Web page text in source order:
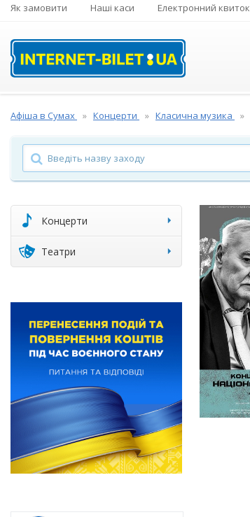
Як замовити Наші каси Електронний квиток
Афіша в Сумах Концерти Класична музика
Концерти
Театри